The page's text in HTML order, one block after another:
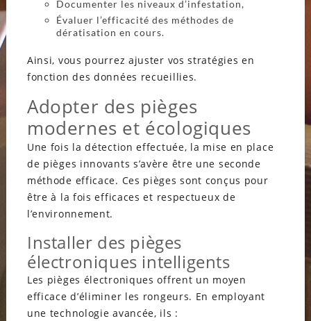
Documenter les niveaux d’infestation,
Évaluer l’efficacité des méthodes de
dératisation en cours.
Ainsi, vous pourrez ajuster vos stratégies en
fonction des données recueillies.
Adopter des pièges
modernes et écologiques
Une fois la détection effectuée, la mise en place
de pièges innovants s’avère être une seconde
méthode efficace. Ces pièges sont conçus pour
être à la fois efficaces et respectueux de
l’environnement.
Installer des pièges
électroniques intelligents
Les pièges électroniques offrent un moyen
efficace d’éliminer les rongeurs. En employant
une technologie avancée, ils :